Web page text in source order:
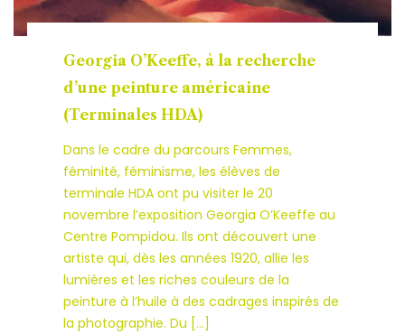
Georgia O’Keeffe, à la recherche
d’une peinture américaine
(Terminales HDA)
Dans le cadre du parcours Femmes,
féminité, féminisme, les élèves de
terminale HDA ont pu visiter le 20
novembre l’exposition Georgia O’Keeffe au
Centre Pompidou. Ils ont découvert une
artiste qui, dès les années 1920, allie les
lumières et les riches couleurs de la
peinture à l’huile à des cadrages inspirés de
la photographie. Du […]